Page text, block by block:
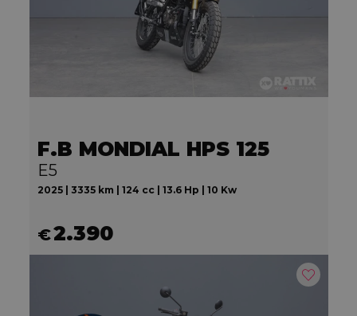
F.B MONDIAL HPS 125
E5
2025 | 3335 km | 124 cc | 13.6 Hp | 10 Kw
€2.390